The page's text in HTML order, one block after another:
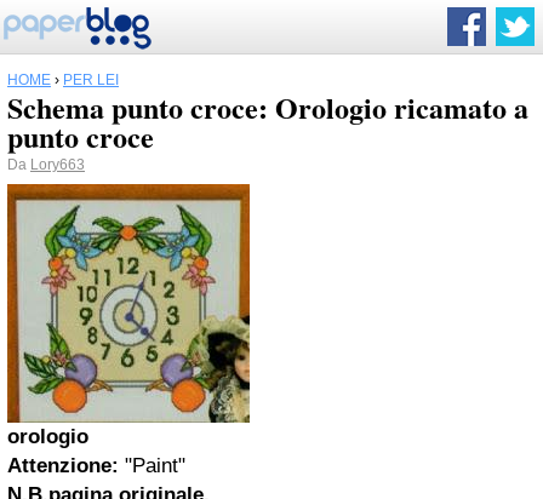
HOME › PER LEI
Schema punto croce: Orologio ricamato a
punto croce
Da Lory663
orologio
Attenzione: "Paint"